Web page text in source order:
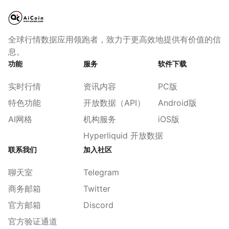
全球行情数据应用领跑者，致力于更高效地提供有价值的信
息。
功能
实时行情
特色功能
AI网格
服务
资讯内容
开放数据（API）
机构服务
Hyperliquid 开放数据
软件下载
PC版
Android版
iOS版
联系我们
聊天室
商务邮箱
官方邮箱
官方验证通道
加入社区
Telegram
Twitter
Discord